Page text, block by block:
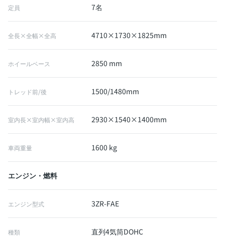
定員 7名
全長×全幅×全高 4710×1730×1825mm
ホイールベース 2850 mm
トレッド前/後 1500/1480mm
室内長×室内幅×室内高 2930×1540×1400mm
車両重量 1600 kg
エンジン・燃料
エンジン型式 3ZR-FAE
種類 直列4気筒DOHC